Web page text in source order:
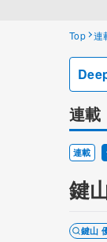
Top 連
連載
連載
鍵
鍵山